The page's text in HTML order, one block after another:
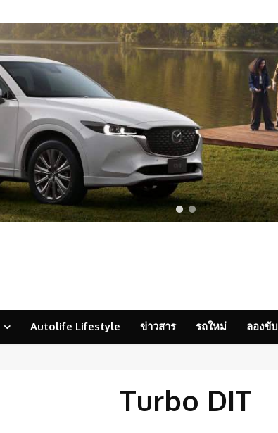
Autolife Lifestyle ข่าวสาร รถใหม่ ลองขับ
Turbo DIT